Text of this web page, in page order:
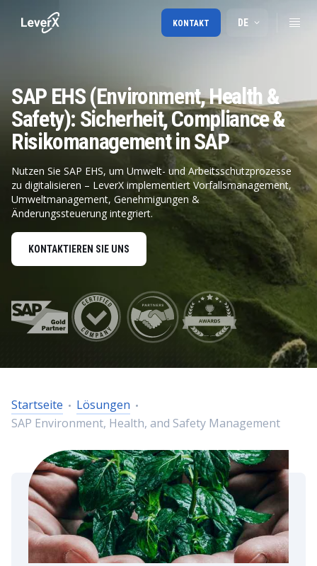
DE
KONTAKT
SAP EHS (Environment, Health &
Safety): Sicherheit, Compliance &
Risikomanagement in SAP
Nutzen Sie SAP EHS, um Umwelt- und Arbeitsschutzprozesse
zu digitalisieren – LeverX implementiert Vorfallsmanagement,
Umweltmanagement, Genehmigungen &
Änderungssteuerung integriert.
KONTAKTIEREN SIE UNS
Startseite
Lösungen
SAP Environment, Health, and Safety Management